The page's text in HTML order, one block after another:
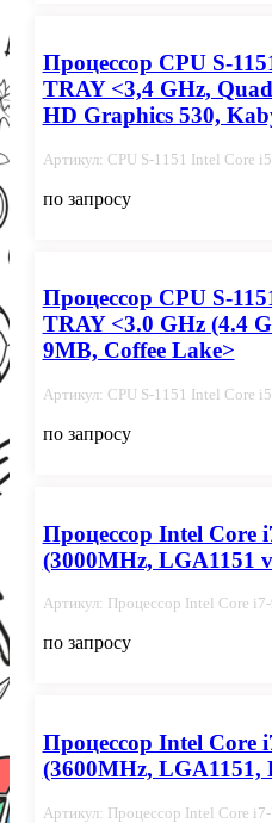
Процессор CPU S-
TRAY <3,4 GHz,
HD Graphics 530,
Артикул: CPU S-1151 Intel Core
по запросу
Процессор CPU S-
TRAY <3.0 GHz (4.4
9MB, Coffee Lake>
Артикул: CPU S-1151 Intel Core
по запросу
Процессор Intel Сore
(3000MHz, LGA1151
Артикул: Процессор Intel Сore
по запросу
Процессор Intel Core
(3600MHz, LGA1151,
Артикул: Процессор Intel Core